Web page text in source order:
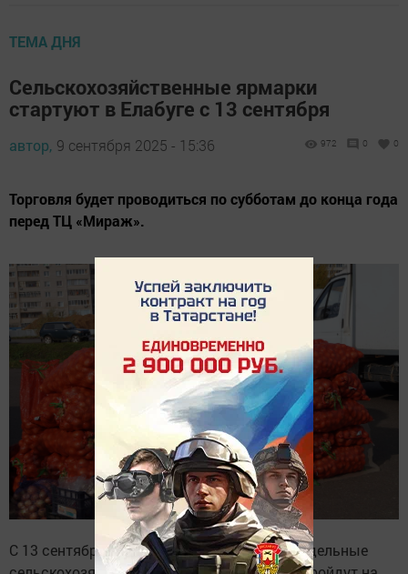
ТЕМА ДНЯ
Сельскохозяйственные ярмарки
стартуют в Елабуге с 13 сентября
автор, 9 сентября 2025 - 15:36 972 0 0
Торговля будет проводиться по субботам до конца года
перед ТЦ «Мираж».
С 13 сентября в Елабуге начинаются еженедельные